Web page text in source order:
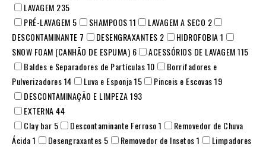
LAVAGEM 235
PRÉ-LAVAGEM 5 SHAMPOOS11 LAVAGEM A SECO 2
DESCONTAMINANTE 7 DESENGRAXANTES 2 HIDROFOBIA1
SNOW FOAM (CANHÃO DE ESPUMA) 6 ACESSÓRIOS DE LAVAGEM115
Baldes e Separadores de Partículas10
Borrifadores e
Pulverizadores14 Luva e Esponja15 Pinceis e Escovas19
DESCONTAMINAÇÃO E LIMPEZA193
EXTERNA44
Clay bar 5 Descontaminante Ferroso1
Removedor de Chuva
Ácida1 Desengraxantes 5 Removedor de Insetos1
Limpadores